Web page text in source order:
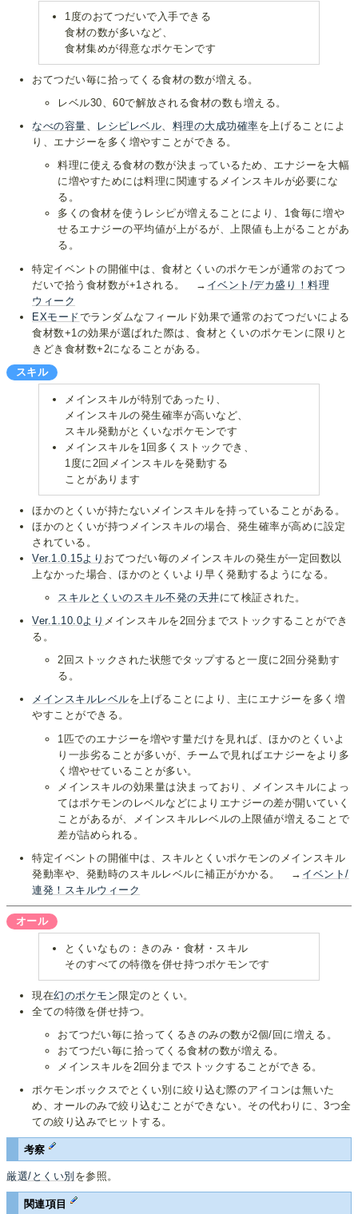
1度のおてつだいで入手できる
食材の数が多いなど、
食材集めが得意なポケモンです
おてつだい毎に拾ってくる食材の数が増える。
レベル30、60で解放される食材の数も増える。
なべの容量、 レシピレベル、 料理の大成功確率を上げることによ
り、エナジーを多く増やすことができる。
料理に使える食材の数が決まっているため、エナジーを大幅
に増やすためには料理に関連するメインスキルが必要にな
る。
多くの食材を使うレシピが増えることにより、1食毎に増や
せるエナジーの平均値が上がるが、上限値も上がることがあ
る。
特定イベントの開催中は、食材とくいのポケモンが通常のおてつ
だいで拾う食材数が+1される。 → イベント/デカ盛り！料理
ウィーク
EXモードでランダムなフィールド効果で通常のおてつだいによる
食材数+1の効果が選ばれた際は、食材とくいのポケモンに限りと
きどき食材数+2になることがある。
スキル
メインスキルが特別であったり、
メインスキルの発生確率が高いなど、
スキル発動がとくいなポケモンです
メインスキルを1回多くストックでき、
1度に2回メインスキルを発動する
ことがあります
ほかのとくいが持たないメインスキルを持っていることがある。
ほかのとくいが持つメインスキルの場合、発生確率が高めに設定
されている。
Ver.1.0.15より おてつだい毎のメインスキルの発生が一定回数以
上なかった場合、ほかのとくいより早く発動するようになる。
スキルとくいのスキル不発の天井にて検証された。
Ver.1.10.0より メインスキルを2回分までストックすることができ
る。
2回ストックされた状態でタップすると一度に2回分発動す
る。
メインスキルレベルを上げることにより、主にエナジーを多く増
やすことができる。
1匹でのエナジーを増やす量だけを見れば、ほかのとくいよ
り一歩劣ることが多いが、チームで見ればエナジーをより多
く増やせていることが多い。
メインスキルの効果量は決まっており、メインスキルによっ
てはポケモンのレベルなどによりエナジーの差が開いていく
ことがあるが、メインスキルレベルの上限値が増えることで
差が詰められる。
特定イベントの開催中は、スキルとくいポケモンのメインスキル
発動率や、発動時のスキルレベルに補正がかかる。 → イベント/
連発！スキルウィーク
オール
とくいなもの：きのみ・食材・スキル
そのすべての特徴を併せ持つポケモンです
現在幻のポケモン限定のとくい。
全ての特徴を併せ持つ。
おてつだい毎に拾ってくるきのみの数が2個/回に増える。
おてつだい毎に拾ってくる食材の数が増える。
メインスキルを2回分までストックすることができる。
ポケモンボックスでとくい別に絞り込む際のアイコンは無いた
め、オールのみで絞り込むことができない。その代わりに、3つ全
ての絞り込みでヒットする。
考察
厳選/とくい別 を参照。
関連項目